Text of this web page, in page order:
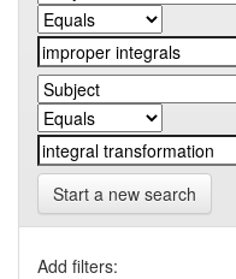
Start a new search
Add filters: